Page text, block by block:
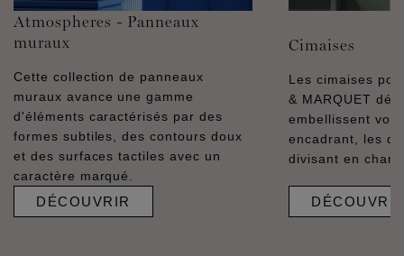
Atmospheres - Panneaux
muraux
Cette collection de panneaux
muraux avance une gamme
d'éléments caractérisés par des
formes subtiles, des contours doux
et des surfaces tactiles avec un
caractère marqué.
DÉCOUVRIR
Cimaises
Les cimaises
& MARQUET
embellissent vos
encadrant, les
divisant en